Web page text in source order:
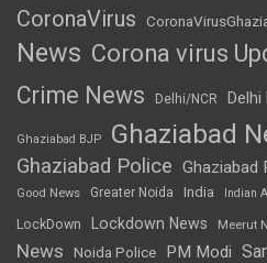
CoronaVirus
News Corona virus
Crime News Delhi/NCR Delhi
Ghaziabad BJP Ghaziabad
Ghaziabad Police Ghaziabad
Good News Greater Noida India Indian
LockDown Lockdown News Meerut
News
Noida Police PM Modi